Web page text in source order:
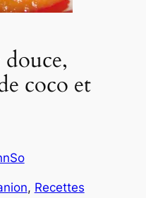
douce,
coco et
, Recettes